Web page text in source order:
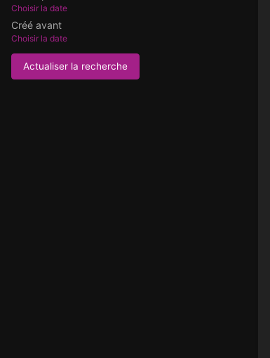
Choisir la date
Créé avant
Choisir la date
Actualiser la recherche